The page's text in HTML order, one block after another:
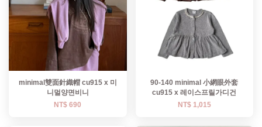
minimal雙面針織帽 cu915 x 미
니멀양면비니
NT$ 690
90-140 minimal 小網眼外套
cu915 x 레이스프릴가디건
NT$ 1,015